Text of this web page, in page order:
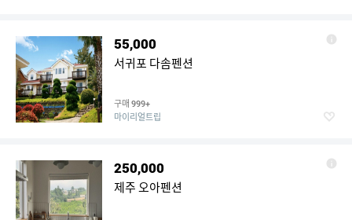
55,000
서귀포 다솜펜션
구매 999+
마이리얼트립
250,000
제주 오아펜션